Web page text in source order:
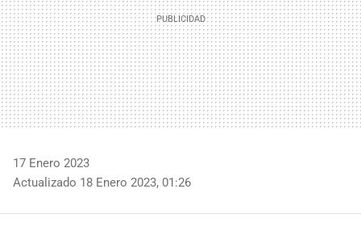
17 Enero 2023
Actualizado 18 Enero 2023, 01:26